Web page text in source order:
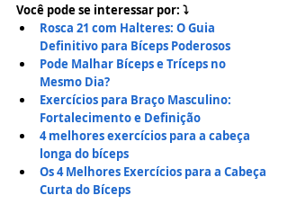
Você pode se interessar por: ⤵
Rosca 21 com Halteres: O Guia
Definitivo para Bíceps Poderosos
Pode Malhar Bíceps e Tríceps no
Mesmo Dia?
Exercícios para Braço Masculino:
Fortalecimento e Definição
4 melhores exercícios para a cabeça
longa do bíceps
Os 4 Melhores Exercícios para a Cabeça
Curta do Bíceps